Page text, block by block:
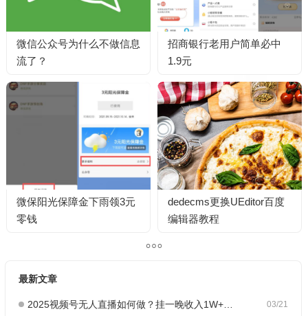
微信公众号为什么不做信息
流了？
招商银行老用户简单必中
1.9元
微保阳光保障金下雨领3元
零钱
dedecms更换UEditor百度
编辑器教程
最新文章
03/21
2025视频号无人直播如何做？挂一晚收入1W+，这份教程，小白可做~